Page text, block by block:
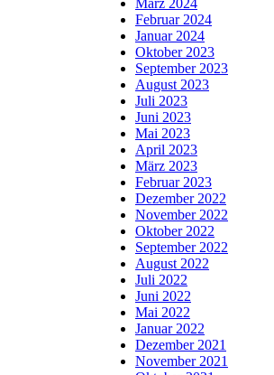
Februar 2024
Januar 2024
Oktober 2023
September 2023
August 2023
Juli 2023
Juni 2023
Mai 2023
April 2023
März 2023
Februar 2023
Dezember 2022
November 2022
Oktober 2022
September 2022
August 2022
Juli 2022
Juni 2022
Mai 2022
Januar 2022
Dezember 2021
November 2021